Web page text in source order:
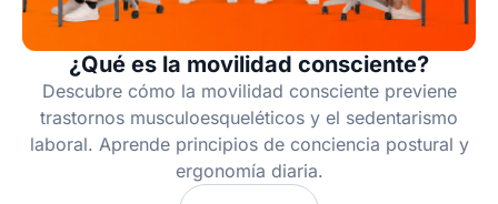
¿Qué es la movilidad consciente?
Descubre cómo la movilidad consciente previene
trastornos musculoesqueléticos y el sedentarismo
laboral. Aprende principios de conciencia postural y
ergonomía diaria.